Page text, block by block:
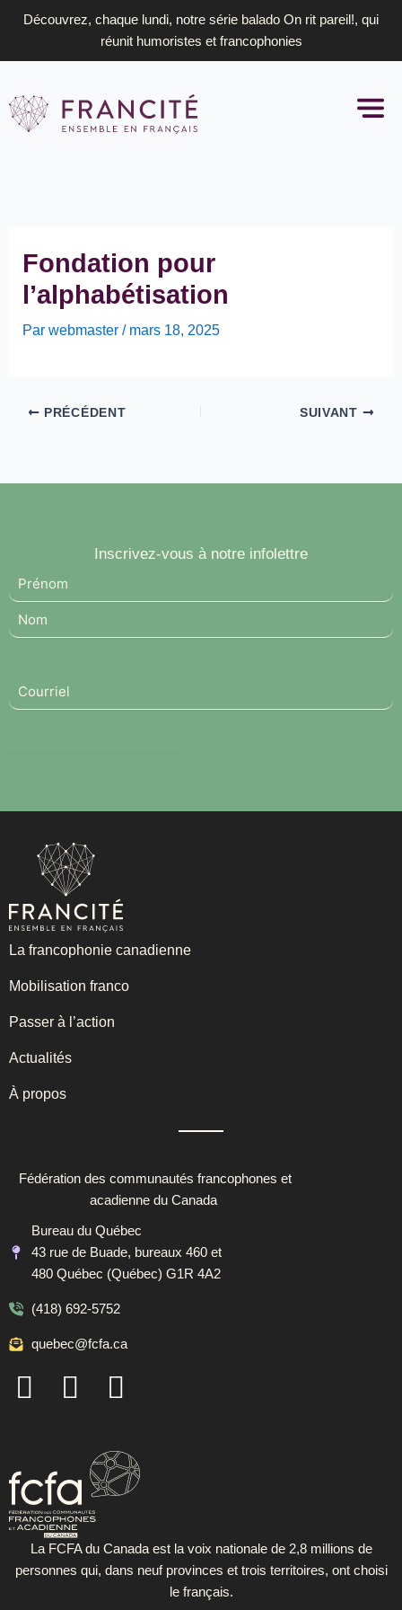
Aller
contenu
Découvrez, chaque lundi, notre série balado On rit pareil!, qui
réunit humoristes et francophonies
Fondation pour
l’alphabétisation
Parwebmaster/ mars 18, 2025
PRÉCÉDENT SUIVANT
Inscrivez-vous à notre infolettre
La francophonie canadienne
Mobilisation franco
Passer à l’action
Actualités
À propos
Fédération des communautés francophones et
acadienne du Canada
Bureau du Québec
43 rue de Buade, bureaux 460 et
480 Québec (Québec) G1R 4A2
(418) 692-5752
quebec@fcfa.ca
F
a
b
o
o
k
I
n
a
g
r
a
L
i
k
e
i
n
La FCFA du Canada est la voix nationale de 2,8 millions de
personnes qui, dans neuf provinces et trois territoires, ont choisi
le français.